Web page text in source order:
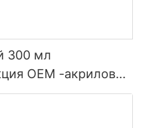
300 мл
OEM -акриловый